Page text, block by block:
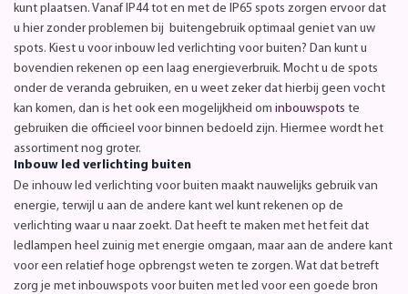
kunt plaatsen. Vanaf IP44 tot en met de IP65 spots zorgen ervoor dat
u hier zonder problemen bij buitengebruik optimaal geniet van uw
spots. Kiest u voor inbouw led verlichting voor buiten? Dan kunt u
bovendien rekenen op een laag energieverbruik. Mocht u de spots
onder de veranda gebruiken, en u weet zeker dat hierbij geen vocht
kan komen, dan is het ook een mogelijkheid om inbouwspots te
gebruiken die officieel voor binnen bedoeld zijn. Hiermee wordt het
assortiment nog groter.
Inbouw led verlichting buiten
De inhouw led verlichting voor buiten maakt nauwelijks gebruik van
energie, terwijl u aan de andere kant wel kunt rekenen op de
verlichting waar u naar zoekt. Dat heeft te maken met het feit dat
ledlampen heel zuinig met energie omgaan, maar aan de andere kant
voor een relatief hoge opbrengst weten te zorgen. Wat dat betreft
zorg je met inbouwspots voor buiten met led voor een goede bron